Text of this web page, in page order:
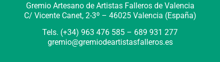
Gremio Artesano de Artistas Falleros de Valencia
C/ Vicente Canet, 2-3º – 46025 Valencia (España)
Tels. (+34) 963 476 585 – 689 931 277
gremio@gremiodeartistasfalleros.es